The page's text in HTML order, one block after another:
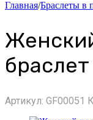
Главная/Браслеты в
браслет
Артикул: GF00051